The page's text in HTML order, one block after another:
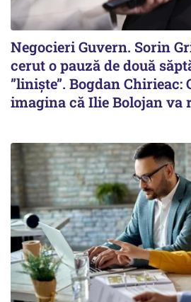
Negocieri Guvern. Sorin
cerut o pauză de două
”liniște”. Bogdan Chirieac:
imagina că Ilie Bolojan va